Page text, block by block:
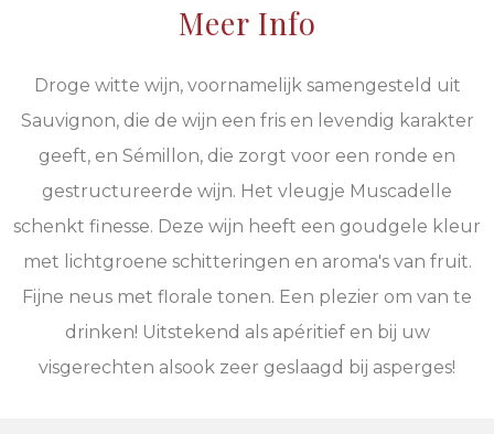
Meer Info
Droge witte wijn, voornamelijk samengesteld uit
Sauvignon, die de wijn een fris en levendig karakter
geeft, en Sémillon, die zorgt voor een ronde en
gestructureerde wijn. Het vleugje Muscadelle
schenkt finesse. Deze wijn heeft een goudgele kleur
met lichtgroene schitteringen en aroma's van fruit.
Fijne neus met florale tonen. Een plezier om van te
drinken! Uitstekend als apéritief en bij uw
visgerechten alsook zeer geslaagd bij asperges!